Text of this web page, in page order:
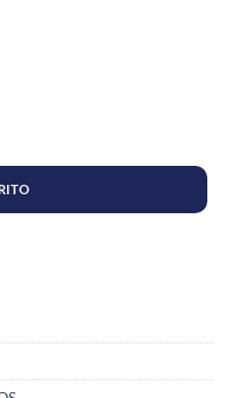
NKR (HUECO 7/8)